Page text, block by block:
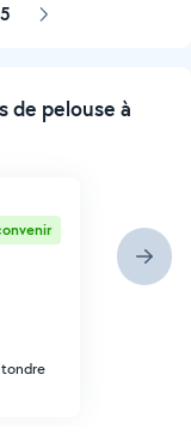
5 Page
de pelouse à